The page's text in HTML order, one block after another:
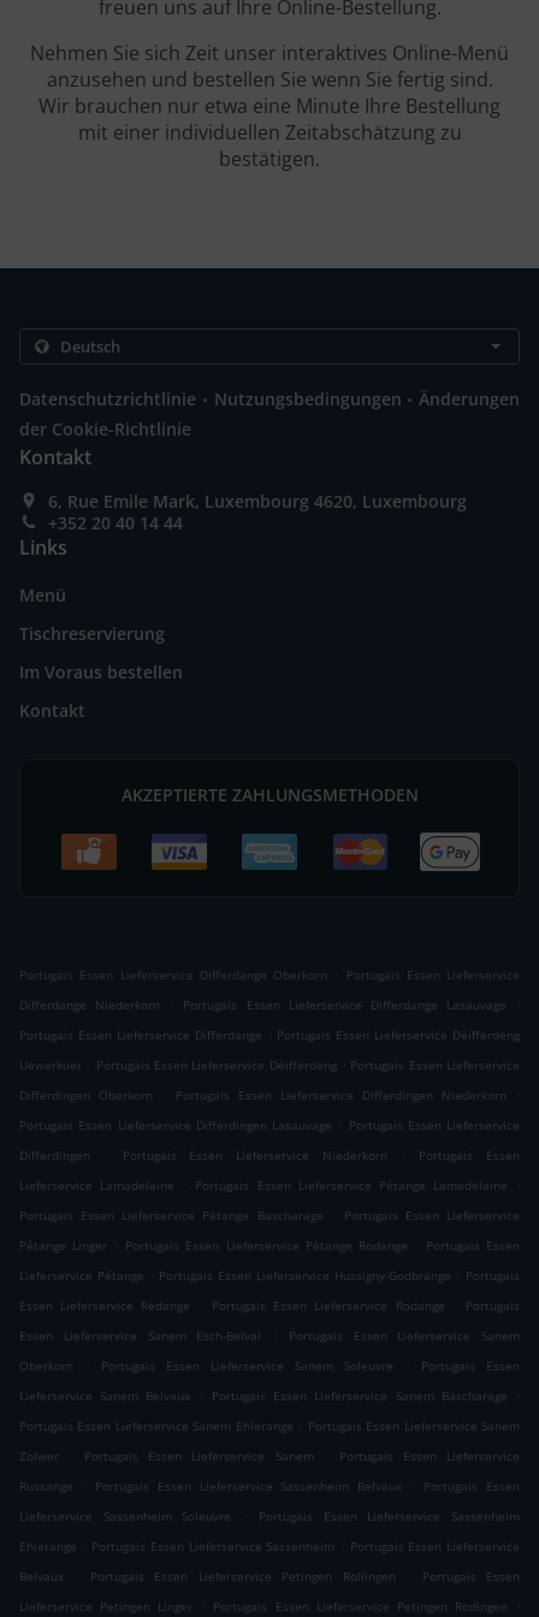
freuen uns auf Ihre Online-Bestellung.
Nehmen Sie sich Zeit unser interaktives Online-Menü
anzusehen und bestellen Sie wenn Sie fertig sind.
Wir brauchen nur etwa eine Minute Ihre Bestellung
mit einer individuellen Zeitabschätzung zu
bestätigen.
Datenschutzrichtlinie . Nutzungsbedingungen . Änderungen
der Cookie-Richtlinie
Kontakt
6, Rue Emile Mark, Luxembourg 4620, Luxembourg
+352 20 40 14 44
Links
Menü
Tischreservierung
Im Voraus bestellen
Kontakt
AKZEPTIERTE ZAHLUNGSMETHODEN
Portugais Essen Lieferservice Differdange Oberkorn . Portugais Essen Lieferservice
Differdange Niederkorn
. Portugais Essen Lieferservice Differdange Lasauvage
.
Portugais Essen Lieferservice Differdange . Portugais Essen Lieferservice Déifferdeng
Uewerkuer . Portugais Essen Lieferservice Déifferdeng . Portugais Essen Lieferservice
Differdingen Oberkorn
. Portugais Essen Lieferservice Differdingen Niederkorn
.
Portugais Essen Lieferservice Differdingen Lasauvage . Portugais Essen Lieferservice
Differdingen
. Portugais Essen Lieferservice Niederkorn .
Portugais Essen
Lieferservice Lamadelaine
. Portugais Essen Lieferservice Pétange Lamadelaine
.
Portugais Essen Lieferservice Pétange Bascharage
. Portugais Essen Lieferservice
Pétange Linger . Portugais Essen Lieferservice Pétange Rodange . Portugais Essen
Lieferservice Pétange . Portugais Essen Lieferservice Hussigny-Godbrange . Portugais
Essen Lieferservice Rédange
. Portugais Essen Lieferservice Rodange . Portugais
Essen Lieferservice Sanem Esch-Belval
.
Portugais Essen Lieferservice Sanem
Oberkorn
. Portugais Essen Lieferservice Sanem Soleuvre .
Portugais Essen
Lieferservice Sanem Belvaux
. Portugais Essen Lieferservice Sanem Bascharage
.
Portugais Essen Lieferservice Sanem Ehlerange . Portugais Essen Lieferservice Sanem
Zolwer
. Portugais Essen Lieferservice Sanem .
Portugais Essen Lieferservice
Russange
. Portugais Essen Lieferservice Sassenheim Belvaux . Portugais Essen
Lieferservice Sassenheim Soleuvre
.
Portugais Essen Lieferservice Sassenheim
Ehlerange . Portugais Essen Lieferservice Sassenheim . Portugais Essen Lieferservice
Belvaux
. Portugais Essen Lieferservice Petingen Rollingen .
Portugais Essen
Lieferservice Petingen Linger
. Portugais Essen Lieferservice Petingen Rodingen
.